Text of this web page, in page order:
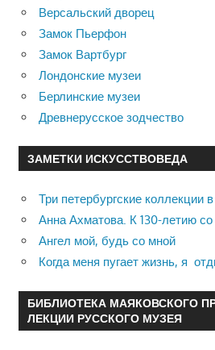
Версальский дворец
Замок Пьерфон
Замок Вартбург
Лондонские музеи
Берлинские музеи
Древнерусское зодчество
ЗАМЕТКИ ИСКУССТВОВЕДА
Три петербургские коллекции
Анна Ахматова. К 130-летию
Ангел мой, будь со мной
Когда меня пугает жизнь, я
БИБЛИОТЕКА МАЯКОВСКОГО
ЛЕКЦИИ РУССКОГО МУЗЕЯ